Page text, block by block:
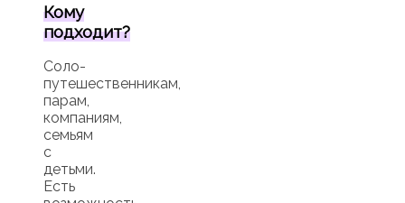
Кому
подходит?
Соло-
путешественникам,
парам,
компаниям,
семьям
с
детьми.
Есть